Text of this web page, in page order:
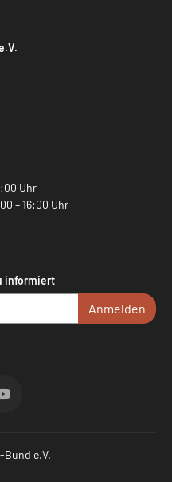
Uhr
– 16:00 Uhr
informiert
Anmelden
YouTube
e.V.